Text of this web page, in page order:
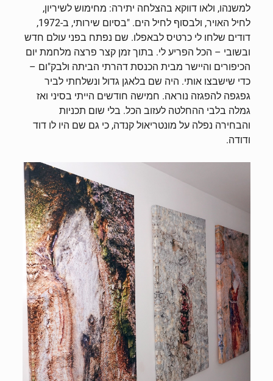
למשנהו, ולאו דווקא בהצלחה יתירה: מחימוש לשיריון,
לחיל האויר, ולבסוף לחיל הים. "בסיום שירותי, ב-1972,
דודים שלחו לי כרטיס לבאפלו. שם נפתח בפני עולם חדש
ובשובי – הכל הפריע לי. בתוך זמן קצר פרצה מלחמת יום
הכיפורים והיישר מבית הכנסת דהרתי הביתה ולבק"ום –
כדי שישבצו אותי. היה שם בלאגן גדול ונשלחתי לביר
גפגפה להפגזה נוראה. חמישה חודשים הייתי בסיני ואז
גמלה בלבי ההחלטה לעזוב הכל. בלי שום תכניות
והבחירה נפלה על מונטריאול קנדה, כי גם שם היו לו דוד
ודודה.